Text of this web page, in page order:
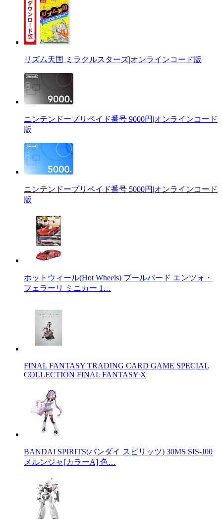
リズム天国 ミラクルスターズ|オンラインコード版
ニンテンドープリペイド番号 9000円|オンラインコード
版
ニンテンドープリペイド番号 5000円|オンラインコード
版
ホットウィール(Hot Wheels) ブールバード エンツォ・
フェラーリ ミニカー 1…
FINAL FANTASY TRADING CARD GAME SPECIAL
COLLECTION FINAL FANTASY X
BANDAI SPIRITS(バンダイ スピリッツ) 30MS SIS-J00
メルンジャ[カラーA] 色…